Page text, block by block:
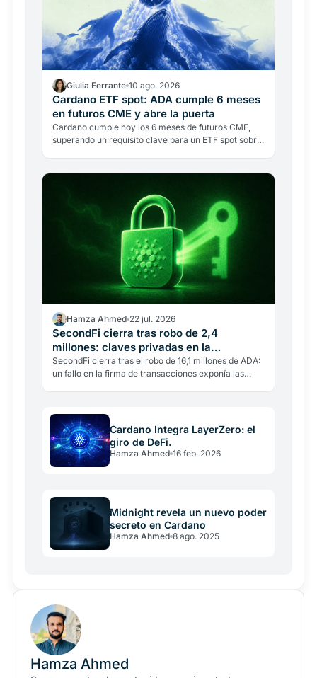
Giulia Ferrante 10 ago. 2026
Cardano ETF spot: ADA cumple 6 meses
en futuros CME y abre la puerta
Cardano cumple hoy los 6 meses de futuros CME,
superando un requisito clave para un ETF spot sobre
Hamza Ahmed 22 jul. 2026
SecondFi cierra tras robo de 2,4
millones: claves privadas en la
blockchain
SecondFi cierra tras el robo de 16,1 millones de ADA:
un fallo en la firma de transacciones exponía las
Cardano Integra LayerZero: el
giro de DeFi.
Hamza Ahmed 16 feb. 2026
Midnight revela un nuevo poder
secreto en Cardano
Hamza Ahmed 8 ago. 2025
Hamza Ahmed